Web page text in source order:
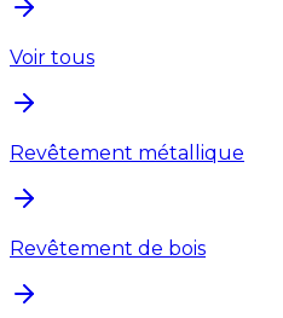
Voir tous
Revêtement métallique
Revêtement de bois